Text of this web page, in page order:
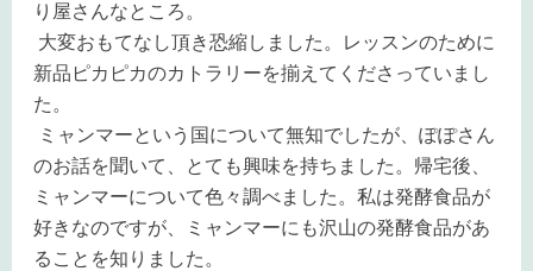
り屋さんなところ。
大変おもてなし頂き恐縮しました。レッスンのために
新品ピカピカのカトラリーを揃えてくださっていまし
た。
ミャンマーという国について無知でしたが、ぽぽさん
のお話を聞いて、とても興味を持ちました。帰宅後、
ミャンマーについて色々調べました。私は発酵食品が
好きなのですが、ミャンマーにも沢山の発酵食品があ
ることを知りました。